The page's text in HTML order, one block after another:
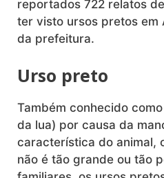
reportados 722 relatos
ter visto ursos pretos em
da prefeitura.
Urso preto
Também conhecido
da lua) por causa da
característica do animal,
não é tão grande ou tão